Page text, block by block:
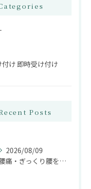
け 即時受け付け
Posts
2026/08/09
腰痛・ぎっくり腰を根本改善する施術法とは